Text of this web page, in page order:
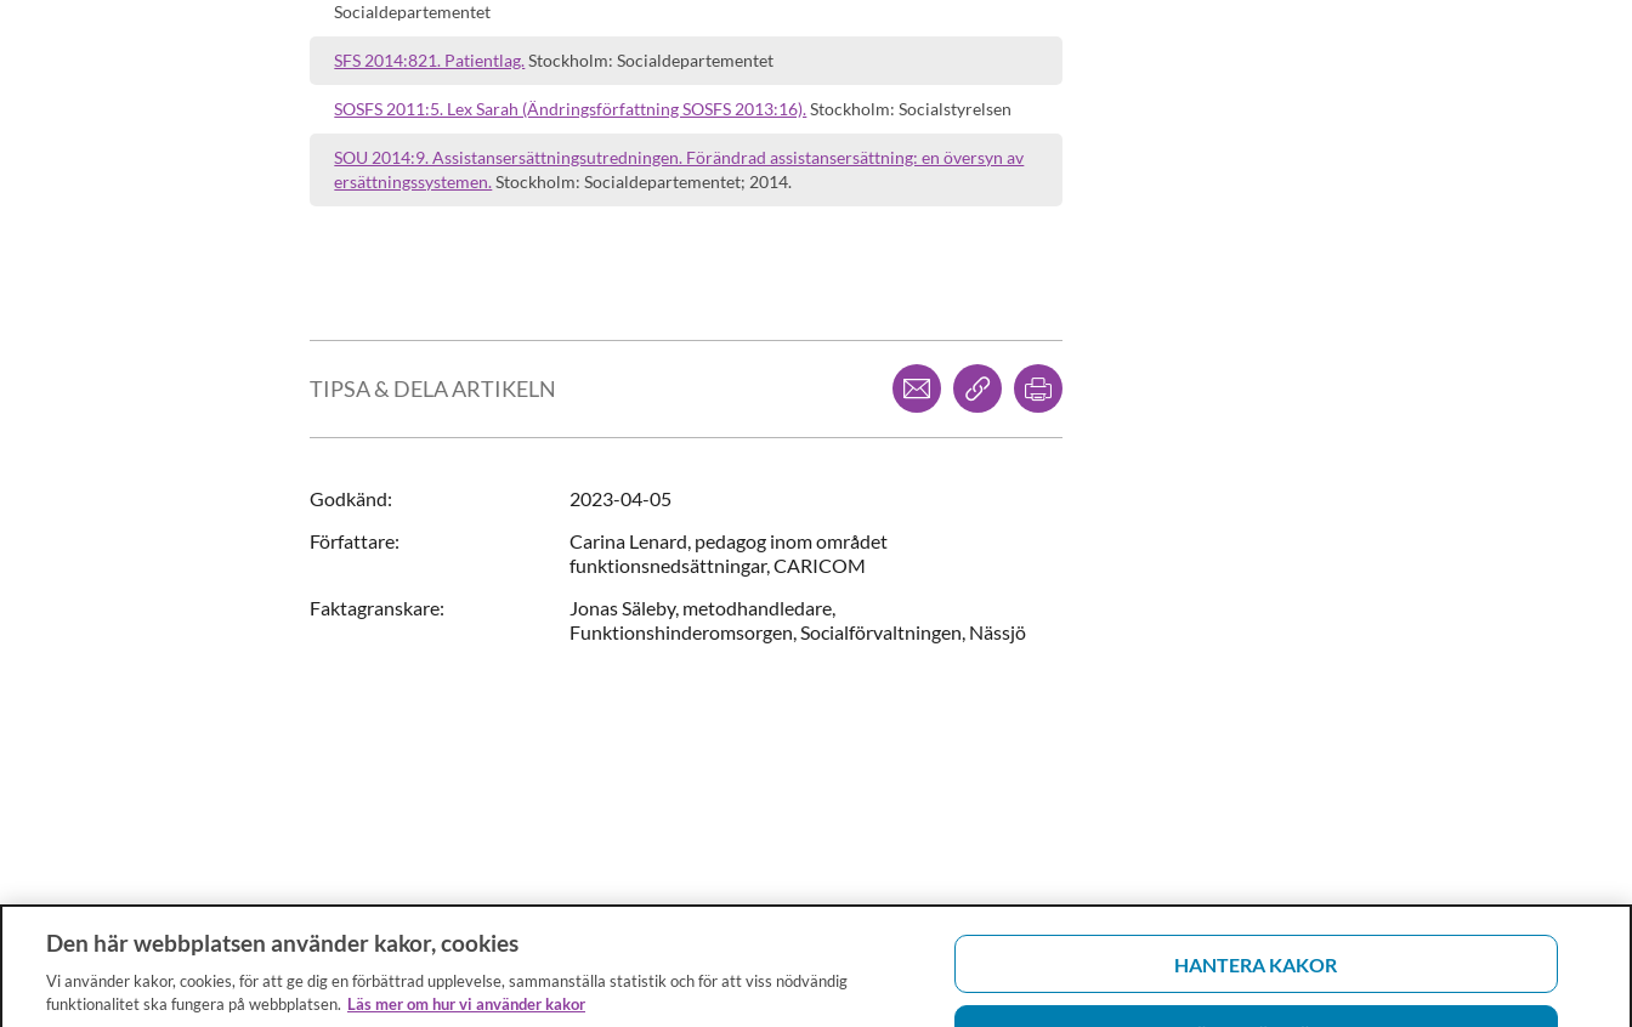
Socialdepartementet
SFS 2014:821. Patientlag.Stockholm: Socialdepartementet
SOSFS 2011:5. Lex Sarah (Ändringsförfattning SOSFS 2013:16).Stockholm: Socialstyrelsen
SOU 2014:9. Assistansersättningsutredningen. Förändrad assistansersättning: en översyn av
ersättningssystemen.Stockholm: Socialdepartementet; 2014.
TIPSA & DELA ARTIKELN
Dela via mejlKopiera länk
Godkänd:
2023-04-05
Författare: Carina Lenard, pedagog inom området
funktionsnedsättningar,CARICOM
Faktagranskare: JonasSäleby, metodhandledare,
Funktionshinderomsorgen, Socialförvaltningen, Nässjö
Den här webbplatsen använder kakor, cookies
Vi använder kakor, cookies, för att ge dig en förbättrad upplevelse, sammanställa statistik och för att viss nödvändig
funktionalitet ska fungera på webbplatsen. Läs mer om hur vi använder kakor
HANTERA KAKOR